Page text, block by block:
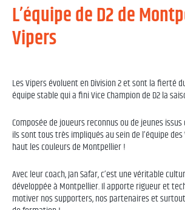
L’équipe de D2 de
Vipers
Les Vipers évoluent en Division 2 et sont la fierté
équipe stable qui a fini Vice Champion de D2 la
Composée de joueurs reconnus ou de jeunes issus
ils sont tous très impliqués au sein de l’équipe
haut les couleurs de Montpellier !
Avec leur coach, Jan Safar, c’est une véritable
développée à Montpellier. Il apporte rigueur et
motiver nos supporters, nos partenaires et